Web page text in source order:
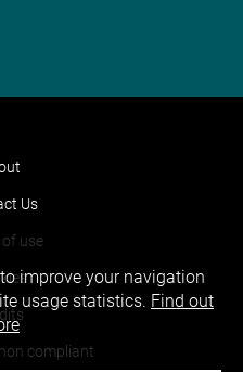
Us
use
compliant
improve your navigation
usage statistics. Find out